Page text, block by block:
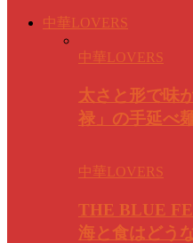
中華LOVERS
中華LOVERS
太さと形で味
禄」の手延べ
中華LOVERS
THE BLUE
海と食はどう